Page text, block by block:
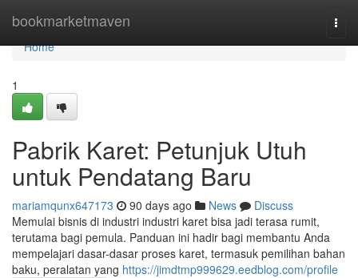
bookmarketmaven
Home
Home
1
Pabrik Karet: Petunjuk Utuh
untuk Pendatang Baru
mariamqunx647173 90 days ago News
Discuss
Memulai bisnis di industri industri karet bisa jadi terasa rumit,
terutama bagi pemula. Panduan ini hadir bagi membantu Anda
mempelajari dasar-dasar proses karet, termasuk pemilihan bahan
baku, peralatan yang https://jimdtmp999629.eedblog.com/profile